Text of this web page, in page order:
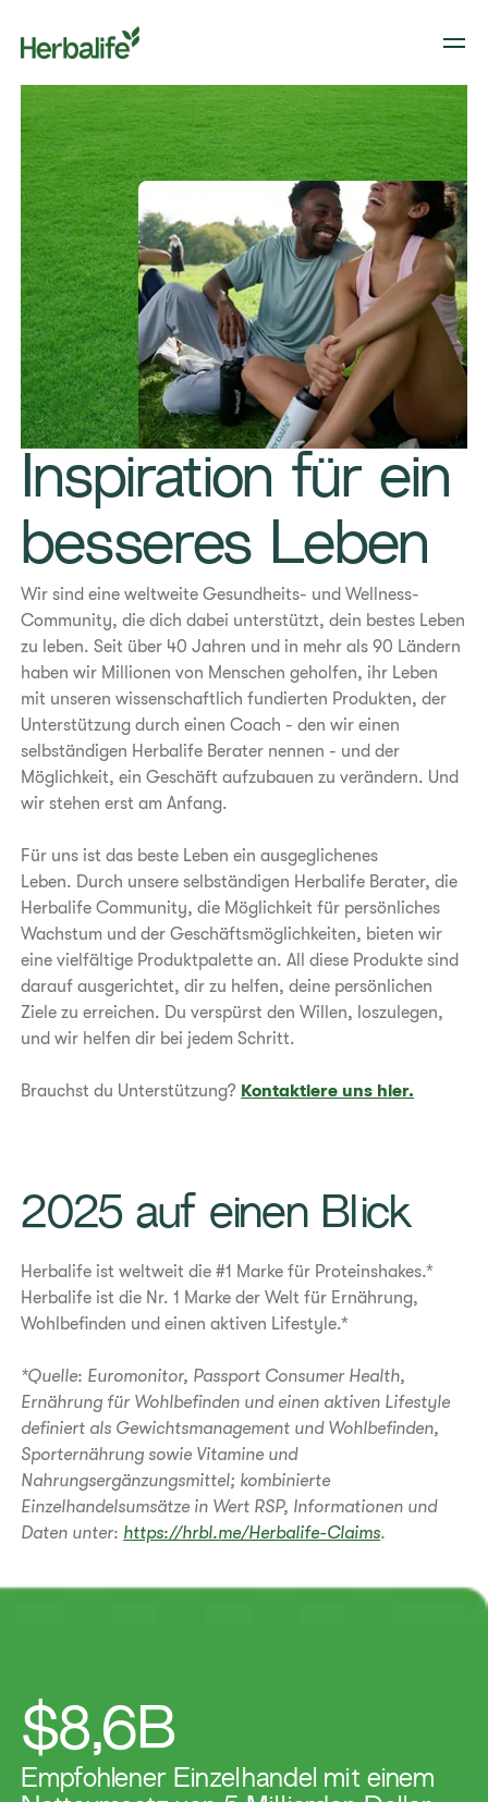
​Inspiration für ein
besseres Leben
Wir sind eine weltweite Gesundheits- und Wellness-
Community, die dich dabei unterstützt, dein bestes Leben
zu leben. Seit über 40 Jahren und in mehr als 90 Ländern
haben wir Millionen von Menschen geholfen, ihr Leben
mit unseren wissenschaftlich fundierten Produkten, der
Unterstützung durch einen Coach - den wir einen
selbständigen Herbalife Berater nennen - und der
Möglichkeit, ein Geschäft aufzubauen zu verändern. Und
wir stehen erst am Anfang.
Für uns ist das beste Leben ein ausgeglichenes
Leben. Durch unsere selbständigen Herbalife Berater, die
Herbalife Community, die Möglichkeit für persönliches
Wachstum und der Geschäftsmöglichkeiten, bieten wir
eine vielfältige Produktpalette an. All diese Produkte sind
darauf ausgerichtet, dir zu helfen, deine persönlichen
Ziele zu erreichen. Du verspürst den Willen, loszulegen,
und wir helfen dir bei jedem Schritt.
Brauchst du Unterstützung? Kontaktiere uns hier.
​2025 auf einen Blick
Herbalife ist weltweit die #1 Marke für Proteinshakes.*
Herbalife ist die Nr. 1 Marke der Welt für Ernährung,
Wohlbefinden und einen aktiven Lifestyle.*
*Quelle: Euromonitor, Passport Consumer Health,
Ernährung für Wohlbefinden und einen aktiven Lifestyle
definiert als Gewichtsmanagement und Wohlbefinden,
Sporternährung sowie Vitamine und
Nahrungsergänzungsmittel; kombinierte
Einzelhandelsumsätze in Wert RSP, Informationen und
Daten unter: https://hrbl.me/Herbalife-Claims.
$8,6B
Empfohlener Einzelhandel mit einem